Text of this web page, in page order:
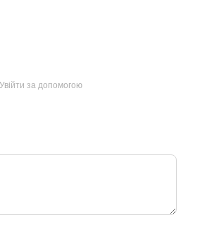
Увійти за допомогою